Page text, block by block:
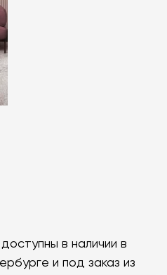
в наличии в
и под заказ из